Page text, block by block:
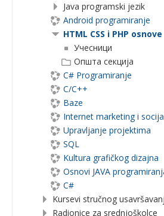
Java programski jezik
Android programiranje
HTML CSS i PHP osnove
Учесници
Општа секција
C# Programiranje
C/C++
Baze
Internet marketing i
Upravljanje projektima
SQL
Kultura grafičkog dizajna
Osnovi JAVA
C#
Kursevi stručnog
Radionice za srednjoškolce